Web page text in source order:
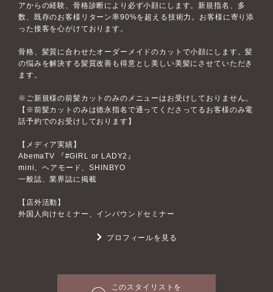
アからの経験、骨格診断により必ず小顔にします。新規指名、多
数、既存のお客様リターン率90%を超える技術力。お客様に寄り添
った接客を心がけております。
骨格、髪質に合わせたオーダーメイドのカットで小顔にします。髪
の悩みを解決する髪質改善も得意とし美しい美髪にさせていただき
ます。
※ご新規様の前髪カットのみのメニューはお受けしておりません。
【※前髪カットのみは徳永指名で通ってくださってるお客様のみ電
話予約でのお受けしております】
【メディア実績】
AbemaTV 『#GIRL or LADY2』
mini、ヘアモード、SHINBYO
一般誌、業界誌に掲載
【店外活動】
外国人向けセミナー、インバウンドセミナー
プロフィールを見る
このスタイリストを